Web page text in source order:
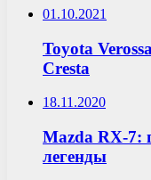
01.10.2021
Toyota
Cresta
18.11.2020
Mazda RX-7:
легенды